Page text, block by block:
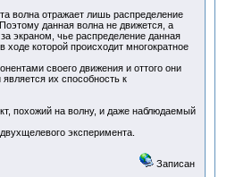
волна отражает лишь распределение
данная волна не движется, а
экраном, чье распределение данная
которой происходит многократное
своего движения и оттого они
их способность к
похожий на волну, и даже наблюдаемый
эксперимента.
Записан